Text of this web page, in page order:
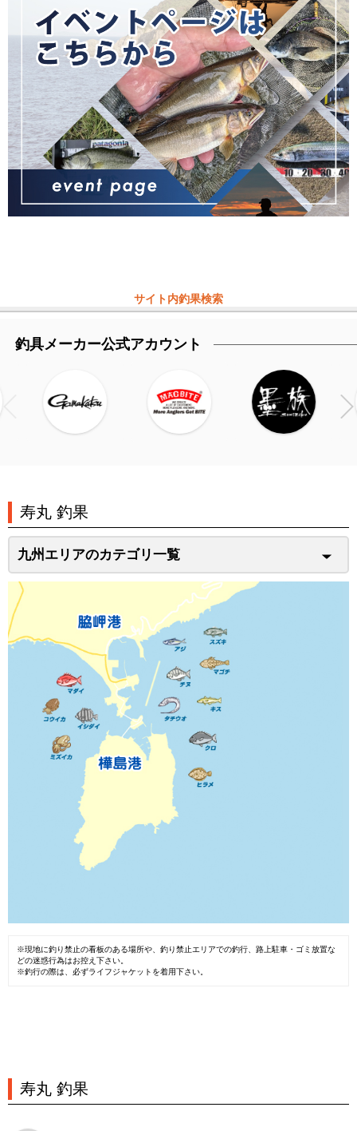
サイト内釣果検索
釣具メーカー公式アカウント
寿丸 釣果
九州エリアのカテゴリ一覧
※現地に釣り禁止の看板のある場所や、釣り禁止エリアでの釣行、路上駐車・ゴミ放置な
どの迷惑行為はお控え下さい。
※釣行の際は、必ずライフジャケットを着用下さい。
寿丸 釣果